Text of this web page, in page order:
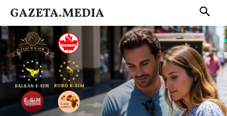
GAZETA.MEDIA